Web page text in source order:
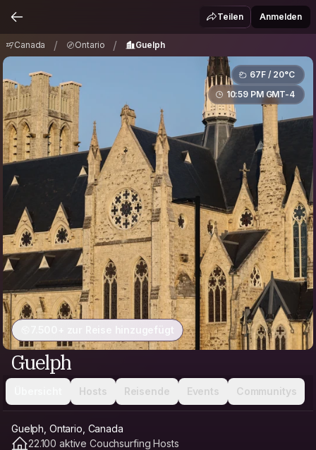
Teilen Anmelden
Canada / Ontario / Guelph
67F / 20°C
10:59 PM GMT-4
7.500+ zur Reise hinzugefügt
Guelph
Hosts Reisende Events Communitys
Guelph, Ontario, Canada
22.100 aktive Couchsurfing Hosts